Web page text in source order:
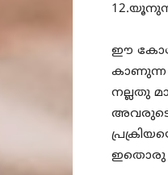
ഈ
കാണുന്ന
നല്ലതു
അവരുടെ
ഇതൊരു